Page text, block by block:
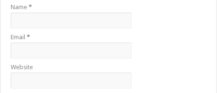
Name*
Email*
Website